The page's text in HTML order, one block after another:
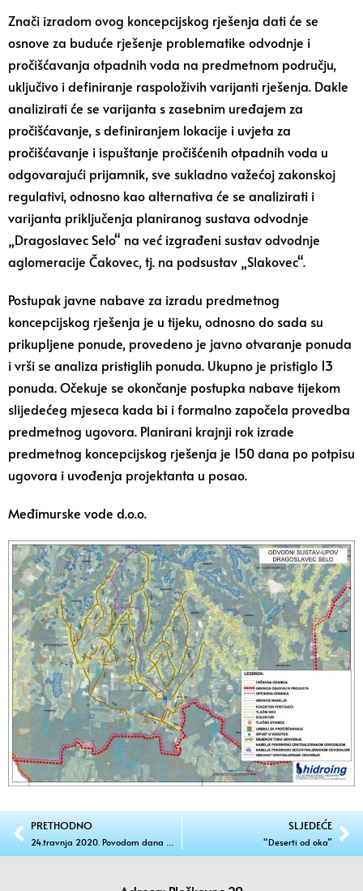
Znači izradom ovog koncepcijskog rješenja dati će se
osnove za buduće rješenje problematike odvodnje i
pročišćavanja otpadnih voda na predmetnom području,
uključivo i definiranje raspoloživih varijanti rješenja. Dakle
analizirati će se varijanta s zasebnim uređajem za
pročišćavanje, s definiranjem lokacije i uvjeta za
pročišćavanje i ispuštanje pročišćenih otpadnih voda u
odgovarajući prijamnik, sve sukladno važećoj zakonskoj
regulativi, odnosno kao alternativa će se analizirati i
varijanta priključenja planiranog sustava odvodnje
„Dragoslavec Selo“ na već izgrađeni sustav odvodnje
aglomeracije Čakovec, tj. na podsustav „Slakovec“.
Postupak javne nabave za izradu predmetnog
koncepcijskog rješenja je u tijeku, odnosno do sada su
prikupljene ponude, provedeno je javno otvaranje ponuda
i vrši se analiza pristiglih ponuda. Ukupno je pristiglo 13
ponuda. Očekuje se okončanje postupka nabave tijekom
slijedećeg mjeseca kada bi i formalno započela provedba
predmetnog ugovora. Planirani krajnji rok izrade
predmetnog koncepcijskog rješenja je 150 dana po potpisu
ugovora i uvođenja projektanta u posao.
Međimurske vode d.o.o.
PRETHODNO SLJEDEĆE
“Deserti od oka”